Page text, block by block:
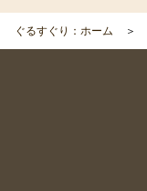
ぐるすぐり：ホーム